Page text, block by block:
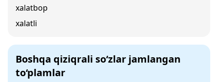
xalatbop
xalatli
Boshqa qiziqrali so‘zlar jamlangan
to‘plamlar